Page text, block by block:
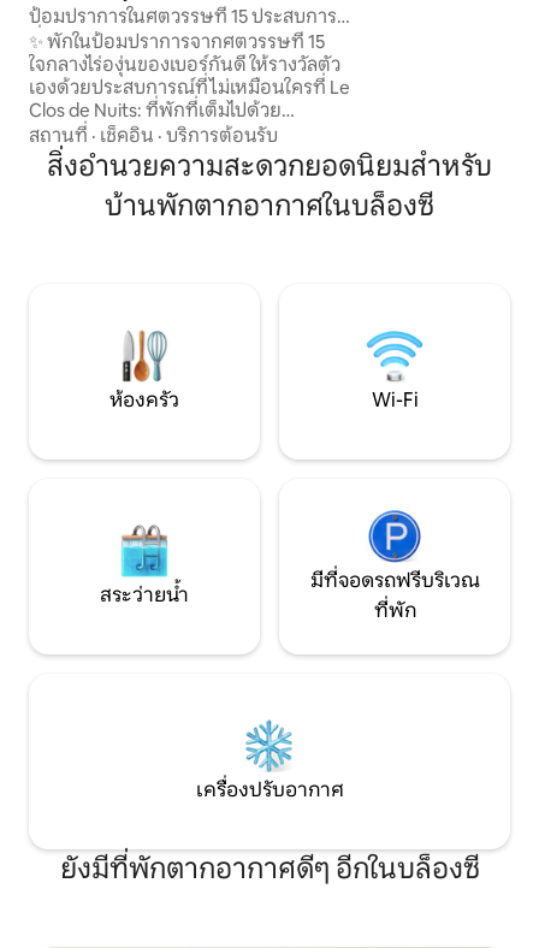
ป้อมปราการในศตวรรษที่ 15 ประสบการณ์
ที่ไม่เหมือนใครใกล้กับโบน
✨ พักในป้อมปราการจากศตวรรษที่ 15
ใจกลางไร่องุ่นของเบอร์กันดี ให้รางวัลตัว
เองด้วยประสบการณ์ที่ไม่เหมือนใครที่ Le
Clos de Nuits: ที่พักที่เต็มไปด้วย
ประวัติศาสตร์และเสริมด้วยการออกแบบระ
ดับไฮเอนด์ ห่างจากโบนเพียงไม่กี่นาที ลอง
นึกภาพตัวเองถือไวน์สักแก้วอยู่ท่ามกลาง
ก้อนหินโบราณ หลังจากสำรวจไร่องุ่นมาทั้ง
ครบครัน - Wi-Fi ใยแก้วนำแสง เน็ตฟลิกซ์
สถานที่ · เช็คอิน · บริการต้อนรับ
สิ่งอำนวยความสะดวกยอดนิยมสำหรับ
บ้านพักตากอากาศในบล็องซี
ห้องครัว Wi-Fi
สระว่ายน้ำ
มีที่จอดรถฟรีบริเวณ
ที่พัก
เครื่องปรับอากาศ
ยังมีที่พักตากอากาศดีๆ อีกในบล็องซี